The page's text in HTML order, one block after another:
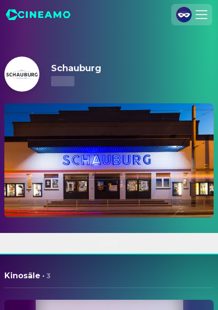
Datenschutzerklärung
Datenschutzeinstellungen
Schauburg
Kinosäle · 3